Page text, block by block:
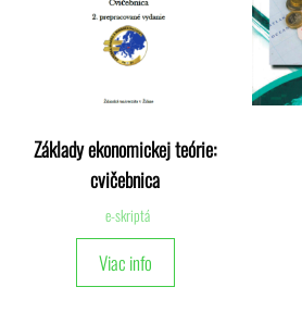
Základy ekonomickej teórie:
cvičebnica
e-skriptá
Viac info